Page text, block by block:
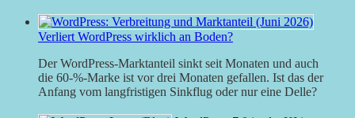
Verliert WordPress wirklich an Boden?
Der WordPress-Marktanteil sinkt seit Monaten und auch
die 60-%-Marke ist vor drei Monaten gefallen. Ist das der
Anfang vom langfristigen Sinkflug oder nur eine Delle?